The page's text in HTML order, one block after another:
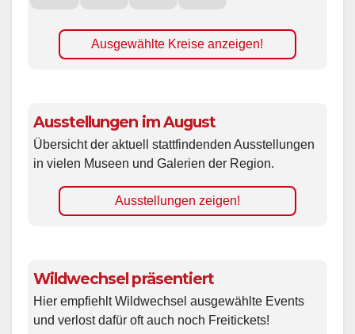
Ausgewählte Kreise anzeigen!
Ausstellungen im August
Übersicht der aktuell stattfindenden Ausstellungen
in vielen Museen und Galerien der Region.
Ausstellungen zeigen!
Wildwechsel präsentiert
Hier empfiehlt Wildwechsel ausgewählte Events
und verlost dafür oft auch noch Freitickets!